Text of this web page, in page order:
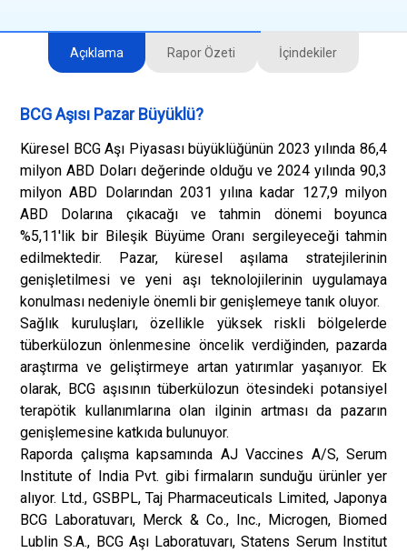
Açıklama Rapor Özeti İçindekiler
BCG Aşısı Pazar Büyüklü?
Küresel BCG Aşı Piyasası büyüklüğünün 2023 yılında 86,4
milyon ABD Doları değerinde olduğu ve 2024 yılında 90,3
milyon ABD Dolarından 2031 yılına kadar 127,9 milyon
ABD Dolarına çıkacağı ve tahmin dönemi boyunca
%5,11'lik bir Bileşik Büyüme Oranı sergileyeceği tahmin
edilmektedir. Pazar, küresel aşılama stratejilerinin
genişletilmesi ve yeni aşı teknolojilerinin uygulamaya
konulması nedeniyle önemli bir genişlemeye tanık oluyor.
Sağlık kuruluşları, özellikle yüksek riskli bölgelerde
tüberkülozun önlenmesine öncelik verdiğinden, pazarda
araştırma ve geliştirmeye artan yatırımlar yaşanıyor. Ek
olarak, BCG aşısının tüberkülozun ötesindeki potansiyel
terapötik kullanımlarına olan ilginin artması da pazarın
genişlemesine katkıda bulunuyor.
Raporda çalışma kapsamında AJ Vaccines A/S, Serum
Institute of India Pvt. gibi firmaların sunduğu ürünler yer
alıyor. Ltd., GSBPL, Taj Pharmaceuticals Limited, Japonya
BCG Laboratuvarı, Merck & Co., Inc., Microgen, Biomed
Lublin S.A., BCG Aşı Laboratuvarı, Statens Serum Institut